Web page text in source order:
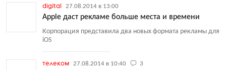
digital 27.08.2014 в 13:00
Apple даст рекламе больше места и времени
Корпорация представила два новых формата рекламы для
iOS
телеком 27.08.2014 в 10:40 3